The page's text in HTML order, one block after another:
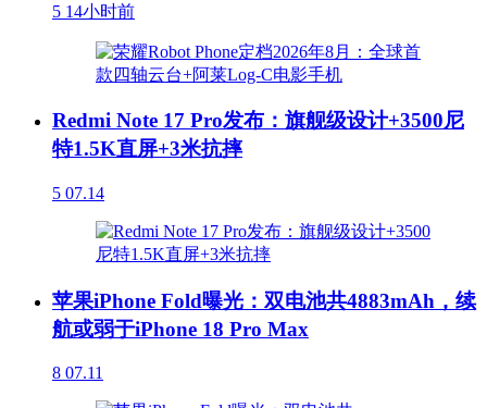
5 14小时前
Redmi Note 17 Pro发布：旗舰级设计+3500尼
特1.5K直屏+3米抗摔
5 07.14
苹果iPhone Fold曝光：双电池共4883mAh，续
航或弱于iPhone 18 Pro Max
8 07.11